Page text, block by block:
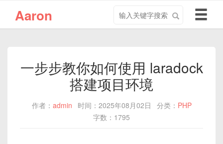
Aaron
关
导
航
切
一步步教你如何使用 laradock
搭建项目环境
作者： admin 时间：2025年08月02日 分类： PHP
字数：1795